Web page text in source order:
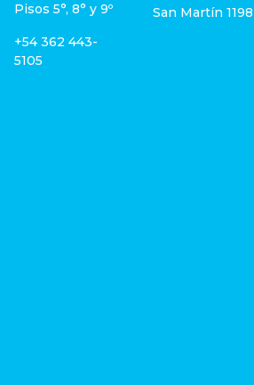
Pisos 5°, 8° y 9º
+54 362 443-
5105
San Martín 1198